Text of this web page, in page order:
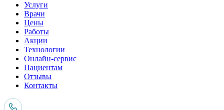
Услуги
Врачи
Цены
Работы
Акции
Технологии
Онлайн-сервис
Пациентам
Отзывы
Контакты